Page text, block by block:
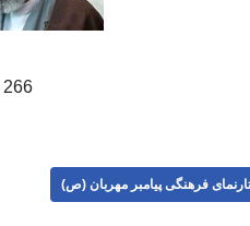
266 33
تارنمای فرهنگی پیامبر مهربان (ص)